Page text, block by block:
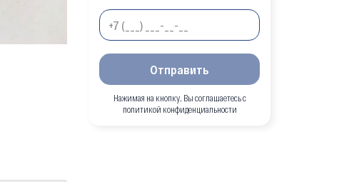
Отправить
Нажимая на кнопку, Вы соглашаетесь с
политикой конфиденциальности